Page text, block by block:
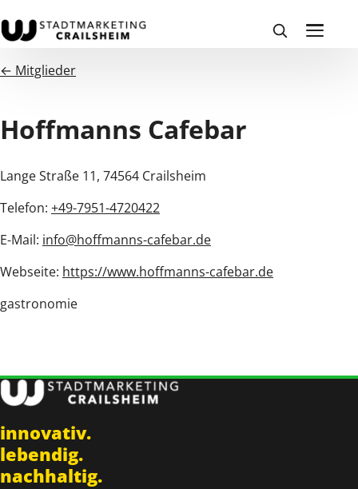
← Mitglieder
Hoffmanns Cafebar
Lange Straße 11, 74564 Crailsheim
Telefon: +49-7951-4720422
E-Mail: info@hoffmanns-cafebar.de
Webseite: https://www.hoffmanns-cafebar.de
gastronomie
innovativ.
lebendig.
nachhaltig.